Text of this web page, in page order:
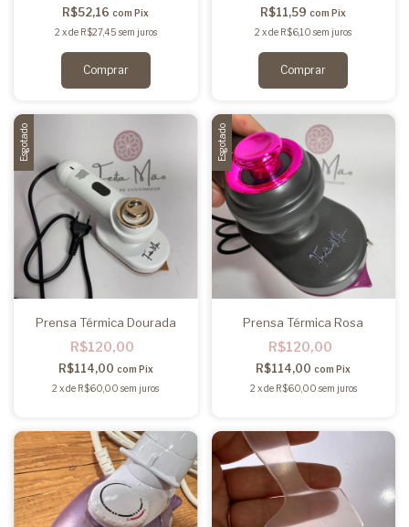
R$52,16com Pix
2 xde R$27,45 sem juros
R$11,59com Pix
2 xde R$6,10 sem juros
Esgotado
Prensa Térmica Dourada
R$120,00
R$114,00 com Pix
2 xde R$60,00 sem juros
Esgotado
Prensa Térmica Rosa
R$120,00
R$114,00com Pix
2 xde R$60,00 sem juros